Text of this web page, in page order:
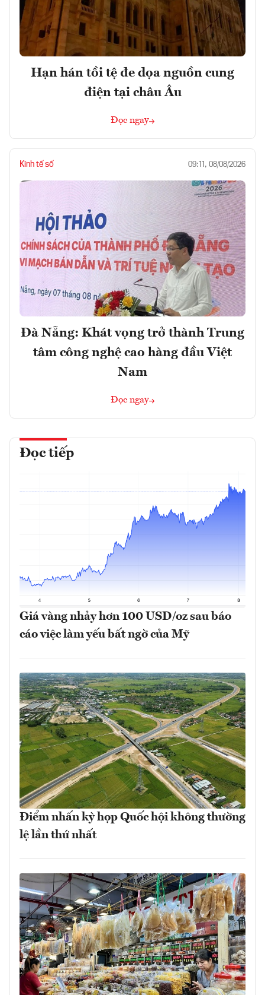
Hạn hán tồi tệ đe dọa nguồn cung
điện tại châu Âu
Đọc ngay
Kinh tế số 09:11, 08/08/2026
Đà Nẵng: Khát vọng trở thành Trung
tâm công nghệ cao hàng đầu Việt
Nam
Đọc ngay
Đọc tiếp
Giá vàng nhảy hơn 100 USD/oz sau báo
cáo việc làm yếu bất ngờ của Mỹ
Điểm nhấn kỳ họp Quốc hội không thường
lệ lần thứ nhất